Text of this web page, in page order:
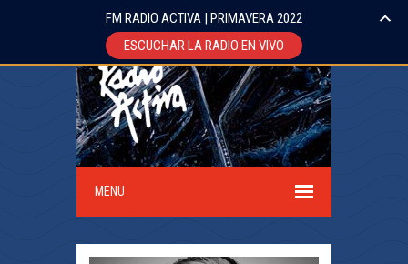
MENU
FM RADIO ACTIVA | PRIMAVERA 2022
ESCUCHAR LA RADIO EN VIVO